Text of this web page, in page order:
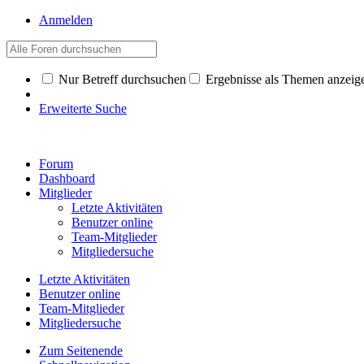
Anmelden
Nur Betreff durchsuchen Ergebnisse als Themen
Erweiterte Suche
Forum
Dashboard
Mitglieder
Letzte Aktivitäten
Benutzer online
Team-Mitglieder
Mitgliedersuche
Letzte Aktivitäten
Benutzer online
Team-Mitglieder
Mitgliedersuche
Zum Seitenende